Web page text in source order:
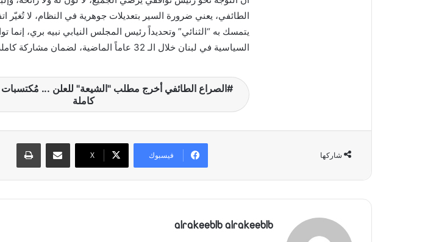
الطائفي، يعني ضرورة السير بتعديلات جوهرية في النظام، لا تُغيّر
يتمسك به “الثنائي” وتحديداً رئيس المجلس النيابي نبيه بري، إنما
السياسية في لبنان خلال الـ 32 عاماً الماضية، لضمان مشاركة كاملة “للشيعة”.
الصراع الطائفي أخرج مطلب "الشيعة" للعلن ... مُكتسبات
كاملة
شاركها فيسبوك X
alrakeeblb alrakeeblb